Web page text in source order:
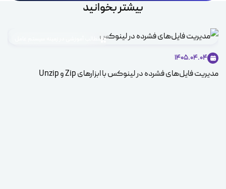
بیشتر بخوانید
مطالب آموزشی در زمینه سیستم عامل
1405.04.04
مدیریت فایل‌های فشرده در لینوکس با ابزارهای Zip و Unzip